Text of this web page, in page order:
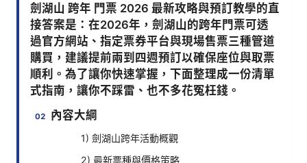
劍湖山 跨年 門票 2026 最新攻略與預訂教學的直
接答案是：在2026年，劍湖山的跨年門票可透
過官方網站、指定票券平台與現場售票三種管道
購買，建議提前兩到四週預訂以確保座位與取票
順利。為了讓你快速掌握，下面整理成一份清單
式指南，讓你不踩雷、也不多花冤枉錢。
內容大綱
1) 劍湖山跨年活動概觀
2) 最新票種與價格策略